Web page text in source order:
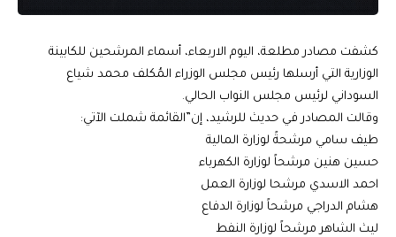
كشفت مصادر مطلعة، اليوم الاربعاء، أسماء المرشحين للكابينة
الوزارية التي أرسلها رئيس مجلس الوزراء المُكلف محمد شياع
السوداني لرئيس مجلس النواب الحالي.
وقالت المصادر في حديث للرشيد، إن”القائمة شملت الآتي:
طيف سامي مرشحةً لوزارة المالية
حسين هنين مرشحاً لوزارة الكهرباء
احمد الاسدي مرشحا لوزارة العمل
هشام الدراجي مرشحاً لوزارة الدفاع
ليث الشاهر مرشحاً لوزارة النفط